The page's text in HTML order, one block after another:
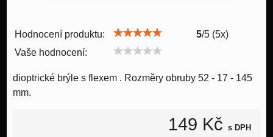
Hodnocení produktu: 5/5 (5x)
Vaše hodnocení:
dioptrické brýle s flexem . Rozměry obruby 52 - 17 - 145
mm.
149 Kč s DPH